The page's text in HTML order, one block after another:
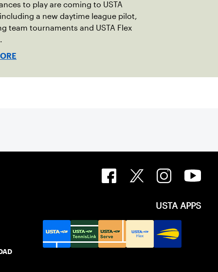
to play are coming to USTA
a new daytime league pilot,
team tournaments and USTA Flex
USTA APPS